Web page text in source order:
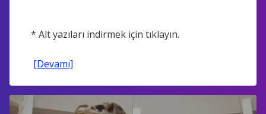
* Alt yazıları indirmek için tıklayın.
[Devamı]